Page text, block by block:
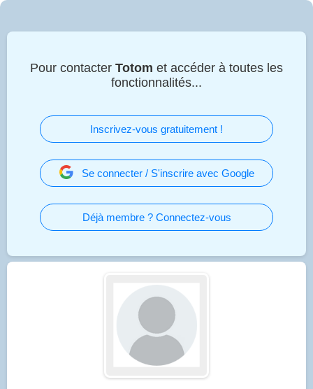
Pour contacter Totom et accéder à toutes les
fonctionnalités...
Inscrivez-vous gratuitement !
Se connecter / S'inscrire avec Google
Déjà membre ? Connectez-vous